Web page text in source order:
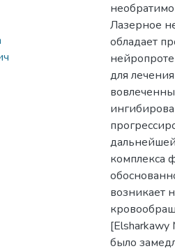
Лазерное
обладает
для
комплекса
возникает
было